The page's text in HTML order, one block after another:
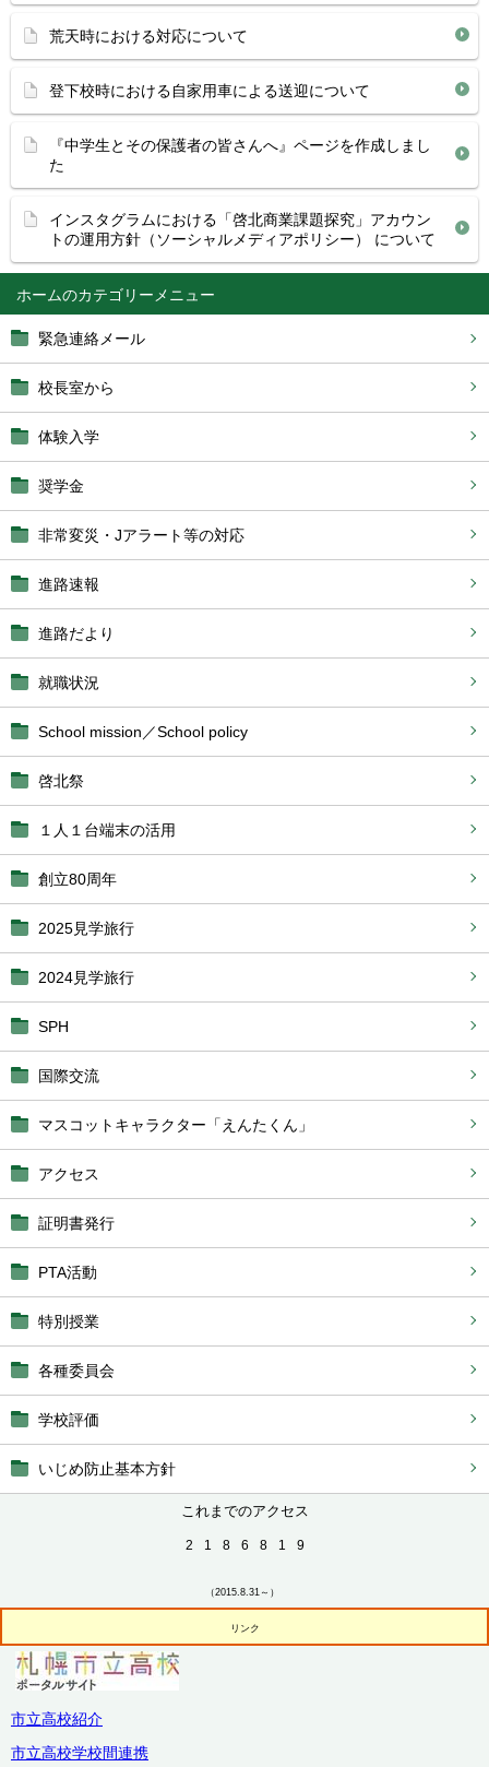
ホーム
緊急連絡メール
校長室から
体験入学
奨学金
非常変災・Jアラート等の対応
進路速報
進路だより
就職状況
School mission／School policy
啓北祭
１人１台端末の活用
創立80周年
2025見学旅行
2024見学旅行
SPH
国際交流
マスコットキャラクター「えんたくん」
アクセス
証明書発行
PTA活動
特別授業
各種委員会
学校評価
いじめ防止基本方針
これまでのアクセス
2 1 8 6 8 1 9
（2015.8.31～）
リンク
市立高校紹介
市立高校学校間連携
荒天時における対応について
登下校時における自家用車による送迎について
『中学生とその保護者の皆さんへ』ページを作成しまし
た
インスタグラムにおける「啓北商業課題探究」アカウン
トの運用方針（ソーシャルメディアポリシー） について